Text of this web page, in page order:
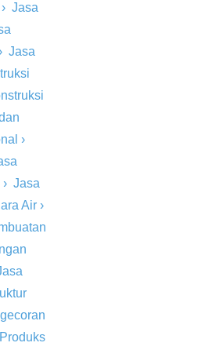
› Jasa
› Jasa
›
› Jasa
Air ›
Produks